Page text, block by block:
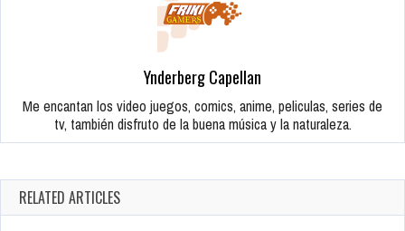
Ynderberg Capellan
Me encantan los video juegos, comics, anime, peliculas, series de
tv, también disfruto de la buena música y la naturaleza.
RELATED ARTICLES